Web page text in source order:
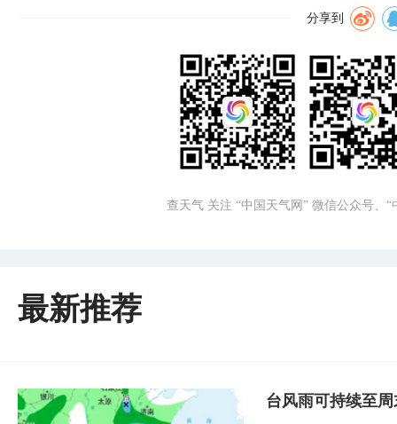
分享到
查天气 关注 “中国天气网” 微信公众号、
最新推荐
台风雨可持续至